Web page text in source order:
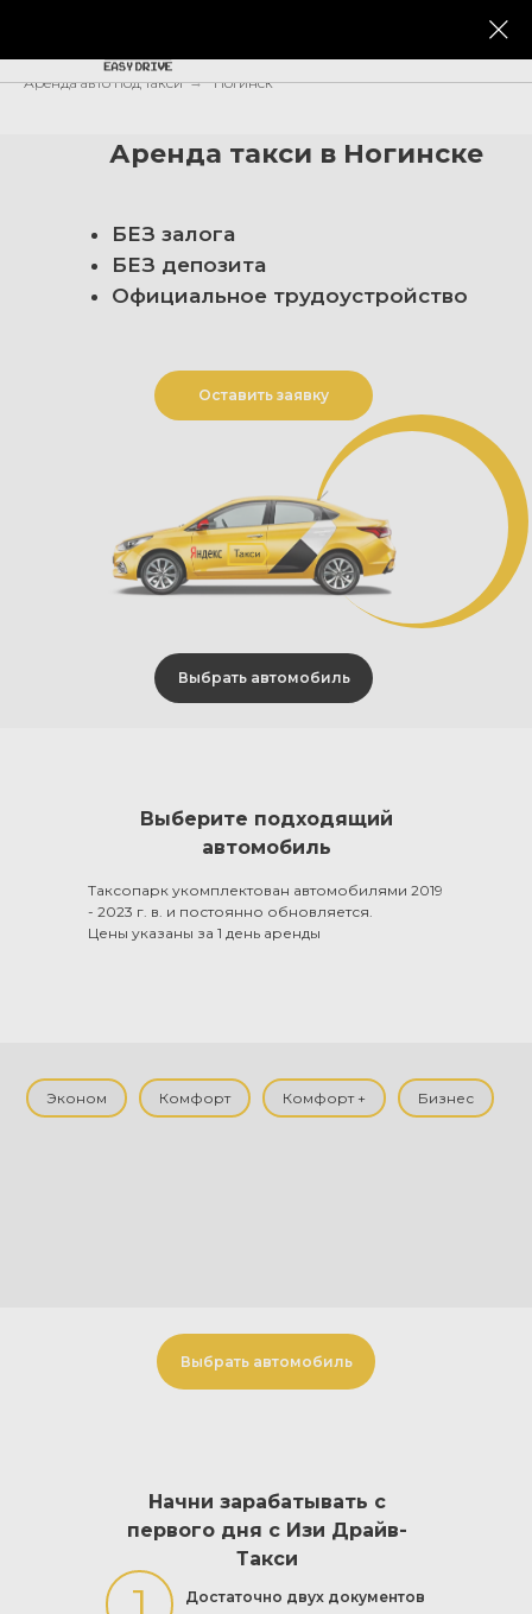
Аренда авто под такси → Ногинск
Оставить заявку
БЕЗ залога
БЕЗ депозита
Официальное трудоустройство
Выбрать автомобиль
Аренда такси в Ногинске
Выберите подходящий
автомобиль
Таксопарк укомплектован автомобилями 2019
- 2023 г. в. и постоянно обновляется.
Цены указаны за 1 день аренды
Эконом Комфорт Комфорт + Бизнес
Выбрать автомобиль
Начни зарабатывать с
первого дня с Изи Драйв-
Такси
Достаточно двух документов